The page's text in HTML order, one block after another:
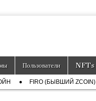
Пользователи NFTs
FIRO (БЫВШИЙ ZCOIN)